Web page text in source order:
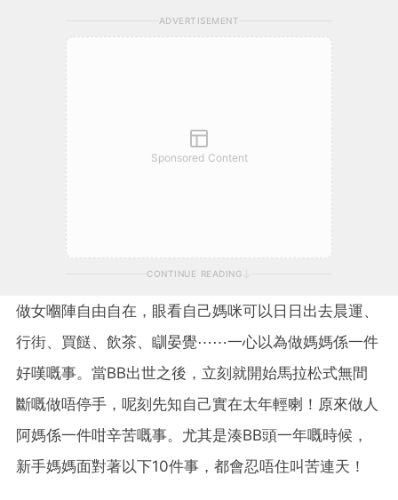
ADVERTISEMENT
Sponsored Content
CONTINUE READING
做女嗰陣自由自在，眼看自己媽咪可以日日出去晨運、
行街、買餸、飲茶、瞓晏覺⋯⋯一心以為做媽媽係一件
好嘆嘅事。當BB出世之後，立刻就開始馬拉松式無間
斷嘅做唔停手，呢刻先知自己實在太年輕喇！原來做人
阿媽係一件咁辛苦嘅事。尤其是湊BB頭一年嘅時候，
新手媽媽面對著以下10件事，都會忍唔住叫苦連天！